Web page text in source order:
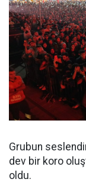
Grubun
dev bir koro
oldu.